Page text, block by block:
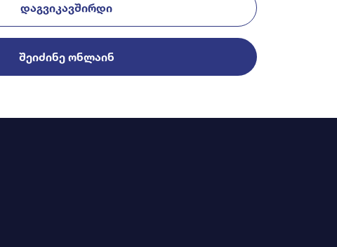
ᲓᲐᲒᲕᲘᲙᲐᲕᲨᲘᲠᲓᲘ
ᲨᲔᲘᲫᲘᲜᲔ ᲝᲜᲚᲐᲘᲜ